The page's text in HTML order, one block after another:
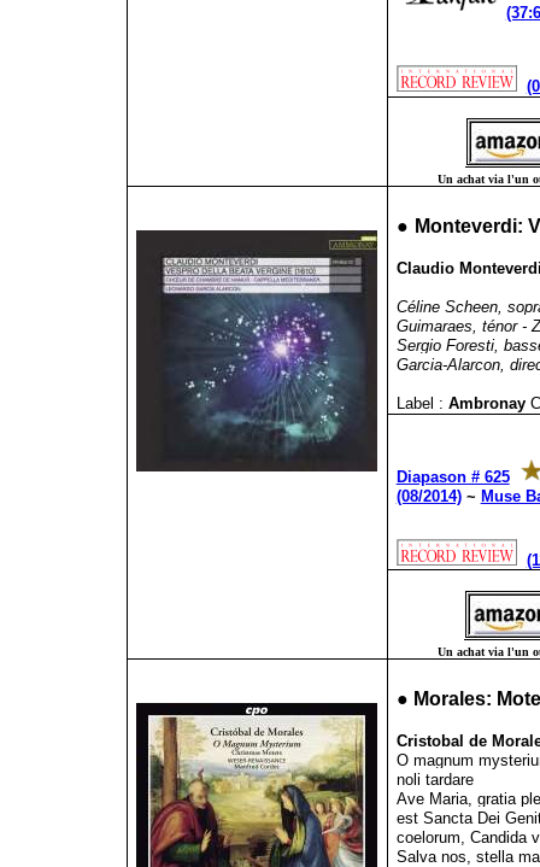
Un achat via l'un
● Monteverdi:
Claudio
Céline Scheen,
Guimaraes, ténor -
Sergio Foresti,
Garcia-Alarcon,
Label : Ambronay
Diapason # 625
(08/2014)~ Muse
Un achat via l'un
● Morales:
Cristobal de
O magnum
noli tardare
Ave Maria, gratia
est Sancta Dei
coelorum, Candida
Salva nos, stella